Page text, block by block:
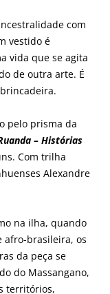
com
vestido é
vida que se agita
de outra arte. É
pelo prisma da
– Histórias
Com trilha
Alexandre
na ilha, quando
afro-brasileira, os
da peça se
do Massangano,
territórios,